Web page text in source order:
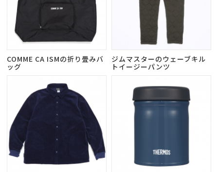
COMME CA ISMの折り畳みバ
ッグ
ジムマスターのウェーブキル
トイージーパンツ